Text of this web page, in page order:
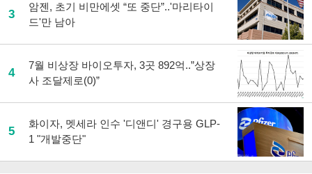
3
암젠, 초기 비만에셋 “또 중단”..'마리타이
드'만 남아
4
7월 비상장 바이오투자, 3곳 892억..”상장
사 조달제로(0)”
5
화이자, 멧세라 인수 '디앤디' 경구용 GLP-
1 "개발중단"